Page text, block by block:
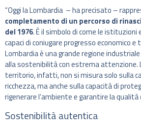
“Oggi la Lombardia – ha precisato –
completamento di un percorso di
del 1976. È il simbolo di come le
capaci di coniugare progresso economico
Lombardia è una grande regione
alla sostenibilità con estrema attenzione.
territorio, infatti, non si misura solo sulla
ricchezza, ma anche sulla capacità di
rigenerare l’ambiente e garantire la qualità
Sostenibilità autentica